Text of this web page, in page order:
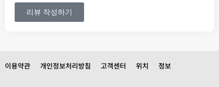
리뷰 작성하기
이용약관 개인정보처리방침 고객센터 위치 정보